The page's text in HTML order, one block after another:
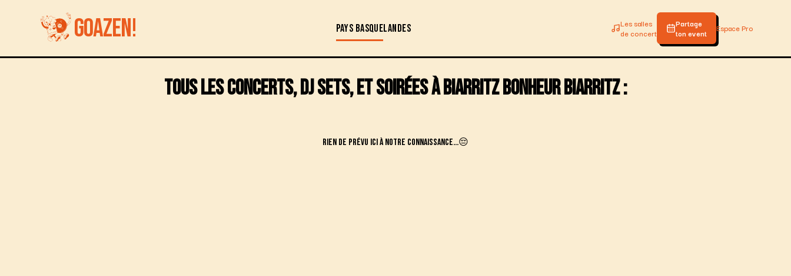
GOAZEN! PAYS BASQUELANDES
Les salles
de concert
Partage
ton event
Espace Pro
Tous les concerts, DJ sets, et soirées àBiarritz BonheurBiarritz:
Rien de prévu ici à notre connaissance...😔